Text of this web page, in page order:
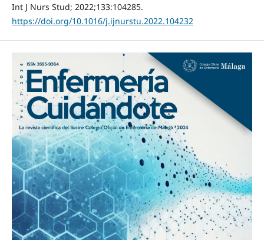
Int J Nurs Stud; 2022;133:104285.
https://doi.org/10.1016/j.ijnurstu.2022.104232